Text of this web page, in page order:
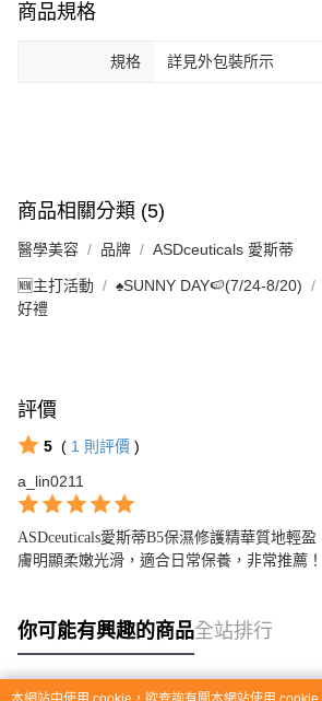
商品規格
規格 詳見外包裝所示
商品相關分類 (5)
醫學美容 品牌 ASDceuticals 愛斯蒂
🆕主打活動 ♠︎SUNNY DAY🍉(7/24-8/20)
好禮
評價
5 ( 1 則評價 )
a_lin0211
ASDceuticals愛斯蒂B5保濕修護精華質地輕
膚明顯柔嫩光滑，適合日常保養，非常推薦！
你可能有興趣的商品全站排行